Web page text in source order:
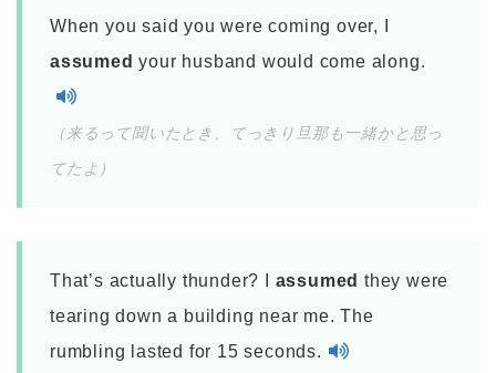
When you said you were coming over, I
assumed your husband would come along.
（来るって聞いたとき、てっきり旦那も一緒かと思っ
てたよ）
That’s actually thunder? I assumed they were
tearing down a building near me. The
rumbling lasted for 15 seconds.